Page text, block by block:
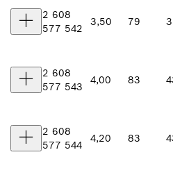
2 608
577 542
3,50 79
2 608
577 543
4,00 83
2 608
577 544
4,20 83